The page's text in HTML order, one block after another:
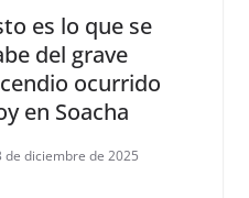
es lo que se
del grave
ocurrido
en Soacha
de diciembre de 2025